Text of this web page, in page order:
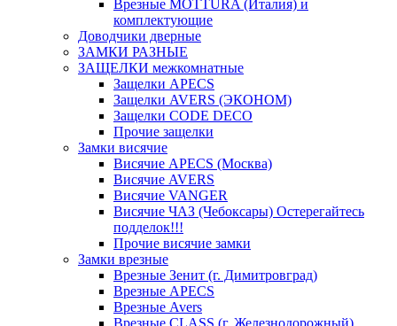
Врезные MOTTURA (Италия) и
комплектующие
Доводчики дверные
ЗАМКИ РАЗНЫЕ
ЗАЩЕЛКИ межкомнатные
Защелки APECS
Защелки AVERS (ЭКОНОМ)
Защелки CODE DECO
Прочие защелки
Замки висячие
Висячие APECS (Москва)
Висячие AVERS
Висячие VANGER
Висячие ЧАЗ (Чебоксары) Остерегайтесь
подделок!!!
Прочие висячие замки
Замки врезные
Врезные Зенит (г. Димитровград)
Врезные APECS
Врезные Avers
Врезные CLASS (г. Железнодорожный)